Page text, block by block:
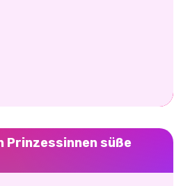
Prinzessinnen süße